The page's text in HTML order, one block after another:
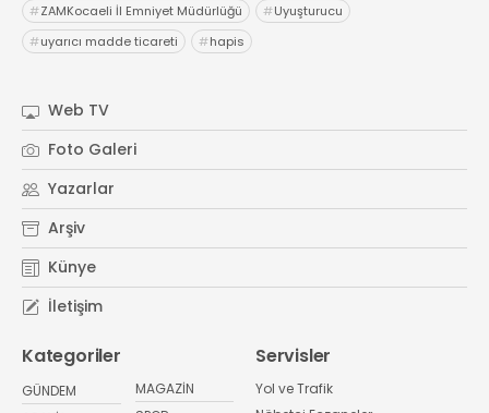
#ZAMKocaeli İl Emniyet Müdürlüğü #Uyuşturucu
#uyarıcı madde ticareti #hapis
Web TV
Foto Galeri
Yazarlar
Arşiv
Künye
İletişim
Kategoriler
GÜNDEM
MAGAZİN
Servisler
Yol ve Trafik